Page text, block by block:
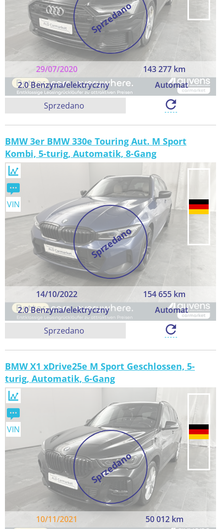
Sprzedano
29/07/2020
143 277 km
2.0 Benzyna/elektryczny
Automat
Sprzedano
BMW 3er BMW 330e Touring Aut. M Sport
Kombi, 5-turig, Automatik, 8-Gang
Sprzedano
14/10/2022
154 655 km
2.0 Benzyna/elektryczny
Automat
VIN
Sprzedano
BMW X1 xDrive25e M Sport Geschlossen, 5-
turig, Automatik, 6-Gang
Sprzedano
10/11/2021
50 012 km
VIN